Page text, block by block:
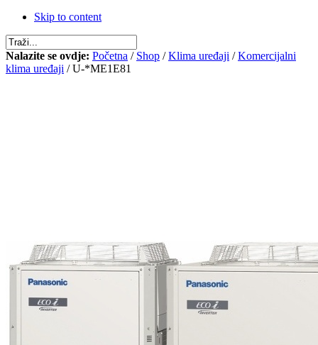
Skip to content
Nalazite se ovdje: Početna / Shop /Klima uređaji /Komercijalni
klima uređaji / U-*ME1E81